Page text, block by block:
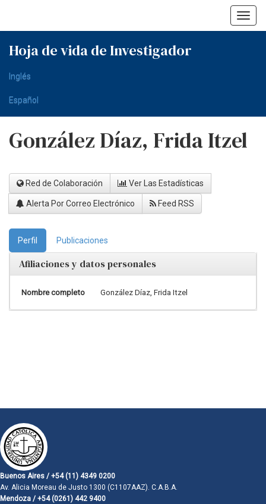
Hoja de vida de Investigador
Inglés
Español
González Díaz, Frida Itzel
Red de Colaboración Ver Las Estadísticas
Alerta Por Correo Electrónico Feed RSS
Perfil Publicaciones
Afiliaciones y datos personales
Nombre completo González Díaz, Frida Itzel
Buenos Aires / +54 (11) 4349 0200
Av. Alicia Moreau de Justo 1300 (C1107AAZ). C.A.B.A.
Mendoza / +54 (0261) 442 9400